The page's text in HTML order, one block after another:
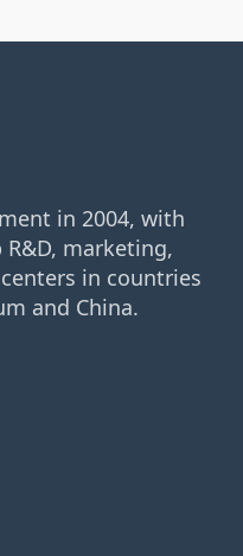
in 2004, with
marketing,
in countries
and China.